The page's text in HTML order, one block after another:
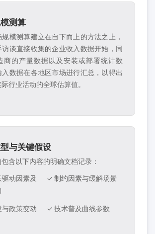
测算
模测算建立在自下而上的方法之上，
访谈直接收集的企业收入数据开始，同
商的产量数据以及安装或部署统计数
数据在各地区市场进行汇总，以得出
行业活动的全球估算值。
与关键假设
含以下内容的明确文档记录：
动因素及
✓ 制约因素与缓解场景
政策变动
✓ 技术普及曲线参数